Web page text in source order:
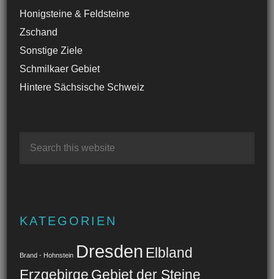
Honigsteine & Feldsteine
Zschand
Sonstige Ziele
Schmilkaer Gebiet
Hintere Sächsische Schweiz
KATEGORIEN
Brand - Hohnstein Dresden Elbland
Erzgebirge Gebiet der Steine